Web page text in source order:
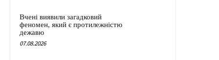
Вчені виявили загадковий
феномен, який є протилежністю
дежавю
07.08.2026